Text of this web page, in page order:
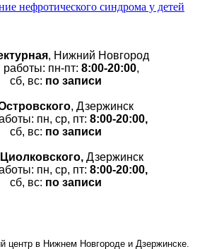
нефротического синдрома у детей
, Нижний Новгород
пн-пт: 8:00-20:00,
сб, вс: по записи
, Дзержинск
пн, ср, пт: 8:00-20:00,
сб, вс: по записи
Циолковского, Дзержинск
пн, ср, пт: 8:00-20:00,
сб, вс: по записи
центр в Нижнем Новгороде и Дзержинске.